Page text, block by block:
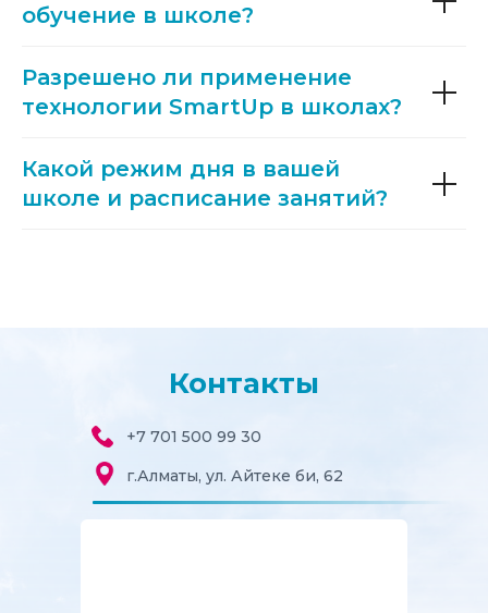
обучение в школе?
Разрешено ли применение
технологии SmartUp в школах?
Какой режим дня в вашей
школе и расписание занятий?
Контакты
+7 701 500 99 30
г.Алматы, ул. Айтеке би, 62